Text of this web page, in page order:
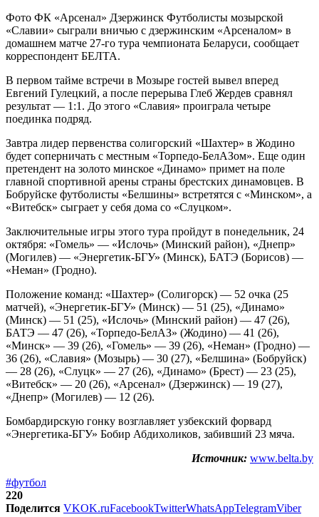
Фото ФК «Арсенал» Дзержинск Футболисты мозырской
«Славии» сыграли вничью с дзержинским «Арсеналом» в
домашнем матче 27-го тура чемпионата Беларуси, сообщает
корреспондент БЕЛТА.
В первом тайме встречи в Мозыре гостей вывел вперед
Евгений Гулецкий, а после перерыва Глеб Жердев сравнял
результат — 1:1. До этого «Славия» проиграла четыре
поединка подряд.
Завтра лидер первенства солигорский «Шахтер» в Жодино
будет соперничать с местным «Торпедо-БелАЗом». Еще один
претендент на золото минское «Динамо» примет на поле
главной спортивной арены страны брестских динамовцев. В
Бобруйске футболисты «Белшины» встретятся с «Минском», а
«Витебск» сыграет у себя дома со «Слуцком».
Заключительные игры этого тура пройдут в понедельник, 24
октября: «Гомель» — «Ислочь» (Минский район), «Днепр»
(Могилев) — «Энергетик-БГУ» (Минск), БАТЭ (Борисов) —
«Неман» (Гродно).
Положение команд: «Шахтер» (Солигорск) — 52 очка (25
матчей), «Энергетик-БГУ» (Минск) — 51 (25), «Динамо»
(Минск) — 51 (25), «Ислочь» (Минский район) — 47 (26),
БАТЭ — 47 (26), «Торпедо-БелАЗ» (Жодино) — 41 (26),
«Минск» — 39 (26), «Гомель» — 39 (26), «Неман» (Гродно) —
36 (26), «Славия» (Мозырь) — 30 (27), «Белшина» (Бобруйск)
— 28 (26), «Слуцк» — 27 (26), «Динамо» (Брест) — 23 (25),
«Витебск» — 20 (26), «Арсенал» (Дзержинск) — 19 (27),
«Днепр» (Могилев) — 12 (26).
Бомбардирскую гонку возглавляет узбекский форвард
«Энергетика-БГУ» Бобир Абдихоликов, забивший 23 мяча.
Источник: www.belta.by
#футбол
220
Поделится VKOK.ruFacebookTwitterWhatsAppTelegramViber